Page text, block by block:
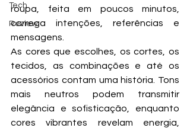
Tech
Review
roupa, feita em poucos minutos,
carrega intenções, referências e
mensagens.
As cores que escolhes, os cortes, os
tecidos, as combinações e até os
acessórios contam uma história. Tons
mais neutros podem transmitir
elegância e sofisticação, enquanto
cores vibrantes revelam energia,